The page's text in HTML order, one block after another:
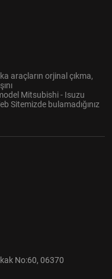
araçların orjinal çıkma,
Mitsubishi - Isuzu
Sitemizde bulamadığınız
No:60, 06370